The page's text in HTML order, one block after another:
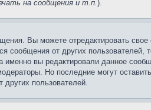
на сообщения и т.п.).
Вы можете отредактировать
от других пользователей,
именно вы редактировали данное
Но последние могут оставить
пользователей.